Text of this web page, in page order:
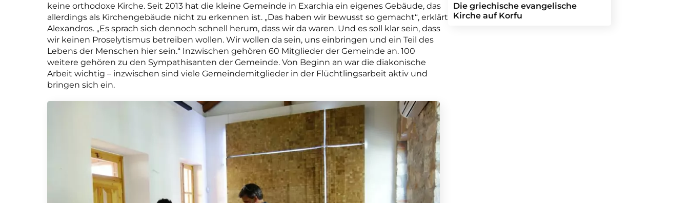
keine orthodoxe Kirche. Seit 2013 hat die kleine Gemeinde in Exarchia ein eigenes Gebäude, das
allerdings als Kirchengebäude nicht zu erkennen ist. „Das haben wir bewusst so gemacht“, erklärt
Alexandros. „Es sprach sich dennoch schnell herum, dass wir da waren. Und es soll klar sein, dass
wir keinen Proselytismus betreiben wollen. Wir wollen da sein, uns einbringen und ein Teil des
Lebens der Menschen hier sein.“ Inzwischen gehören 60 Mitglieder der Gemeinde an. 100
weitere gehören zu den Sympathisanten der Gemeinde. Von Beginn an war die diakonische
Arbeit wichtig – inzwischen sind viele Gemeindemitglieder in der Flüchtlingsarbeit aktiv und
bringen sich ein.
Die griechische evangelische
Kirche auf Korfu